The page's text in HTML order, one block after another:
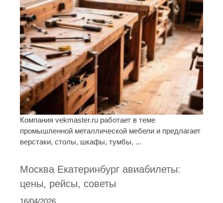
Компания vekmaster.ru работает в теме
промышленной металлической мебели и предлагает
верстаки, столы, шкафы, тумбы, ...
Москва Екатеринбург авиабилеты:
цены, рейсы, советы
16/04/2026